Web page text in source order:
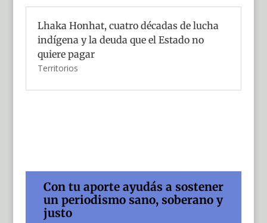
Lhaka Honhat, cuatro décadas de lucha
indígena y la deuda que el Estado no
quiere pagar
Territorios
Con tu aporte ayudás a sostener
un periodismo sano, soberano y
justo